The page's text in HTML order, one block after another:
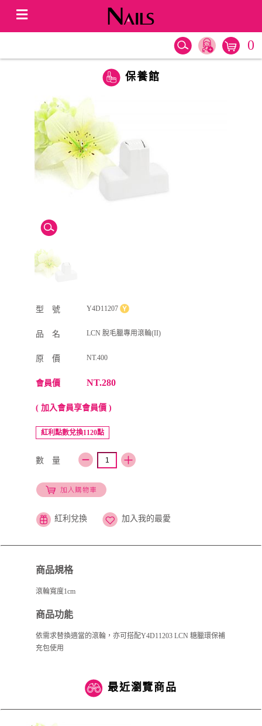
0
保養館
型 號 Y4D11207
品 名 LCN 脫毛臘專用滾輪(II)
原 價 NT.400
會員價 NT.280
( 加入會員享會員價 )
紅利點數兌換1120點
數 量
紅利兌換 加入我的最愛
商品規格
滾輪寬度1cm
商品功能
依需求替換適當的滾輪，亦可搭配Y4D11203 LCN 糖臘環保補
充包使用
最近瀏覽商品